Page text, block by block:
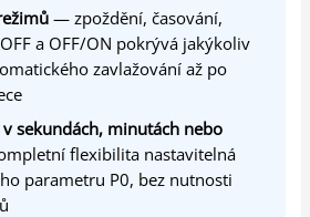
— zpoždění, časování,
a OFF/ON pokrývá jakýkoliv
zavlažování až po
v sekundách, minutách nebo
flexibilita nastavitelná
parametru P0, bez nutnosti